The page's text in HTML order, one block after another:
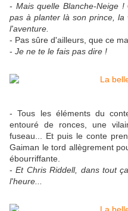
- Mais quelle Blanche-Neige
pas à planter là son prince,
l'aventure.
- Pas sûre d'ailleurs, que ce
- Je ne te le fais pas dire !
- Tous les éléments du
entouré de ronces, une
fuseau... Et puis le conte
Gaiman le tord allègrement
ébourriffante.
-Et Chris Riddell, dans tout
l'heure...